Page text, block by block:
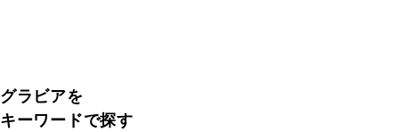
グラビアを
キーワードで探す